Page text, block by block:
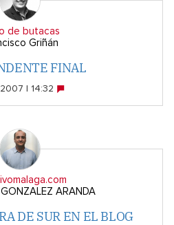
de butacas
Griñán
FINAL
| 14:32
ARANDA
DE SUR EN EL BLOG